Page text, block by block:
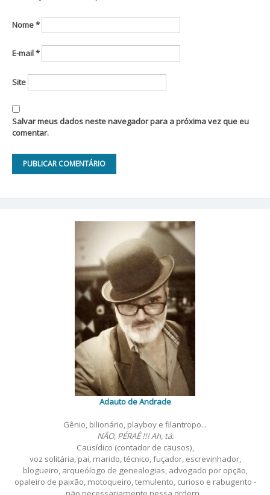
Nome*
E-mail*
Site
Salvar meus dados neste navegador para a próxima vez que eu
comentar.
Adauto de Andrade
Gênio, bilionário, playboy e filantropo...
NÃO, PÉRAÊ !!! Ah, tá:
Causídico (contador de causos),
voz solitária, pai, marido, técnico, fuçador, escrevinhador,
blogueiro, arqueólogo de genealogias, advogado por opção,
opaleiro de paixão, motoqueiro, temulento, curioso e rabugento -